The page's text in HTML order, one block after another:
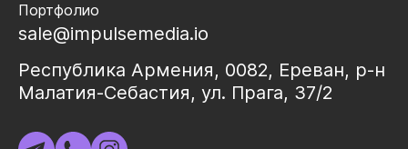
Портфолио
sale@impulsemedia.io
Республика Армения, 0082, Ереван, р-н
Малатия-Себастия, ул. Прага, 37/2